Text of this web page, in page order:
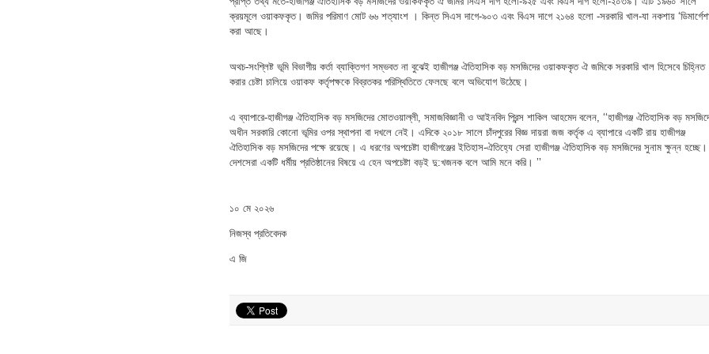
ক্রয়মূলে ওয়াকফকৃত। জমির পরিমাণ মোট ৬৬ শত্যাংশ । কিন্ত সিএস দাগে-৯০৩ এবং বিএস দাগে ২১৬৪ হলো -সরকারি খাল-যা নকশায়
করা আছে।
অথচ-সংশ্লিষ্ট ভূমি বিভাগীয় কর্তা ব্যাক্তিগণ সম্ভবত না বুঝেই হাজীগঞ্জ ঐতিহাসিক বড় মসজিদের ওয়াকফকৃত ঐ জমিকে সরকারি খাল হিসেবে চিহ্নিত
করার চেষ্টা চালিয়ে ওয়াকফ কর্তৃপক্ষকে বিব্রতকর পরিস্থিতিতে ফেলছে বলে অভিযোগ উঠেছে।
এ ব্যাপারে-হাজীগঞ্জ ঐতিহাসিক বড় মসজিদের মোতওয়াল্লী, সমাজবিজ্ঞানী ও আইনবিদ প্রিন্স শাকিল আহমেদ বলেন, ‘‘হাজীগঞ্জ ঐতিহাসিক বড়
অধীন সরকারি কোনো ভূমির ওপর স্থাপনা বা দখলে নেই। এদিকে ২০১৮ সালে চাঁদপুরের বিজ্ঞ দায়রা জজ কর্তৃক এ ব্যাপারে একটি রায় হাজীগঞ্জ
ঐতিহাসিক বড় মসজিদের পক্ষে রয়েছে। এ ধরণের অপচেষ্টা হাজীগঞ্জের ইতিহাস-ঐতিহ্যে সেরা হাজীগঞ্জ ঐতিহাসিক বড় মসজিদের সুনাম ক্ষুন্ন হচ্ছে।
দেশসেরা একটি ধর্মীয় প্রতিষ্ঠানের বিষয়ে এ হেন অপচেষ্টা বড়ই দু:খজনক বলে আমি মনে করি। ’’
১০ মে ২০২৬
নিজস্ব প্রতিবেদক
এ জি